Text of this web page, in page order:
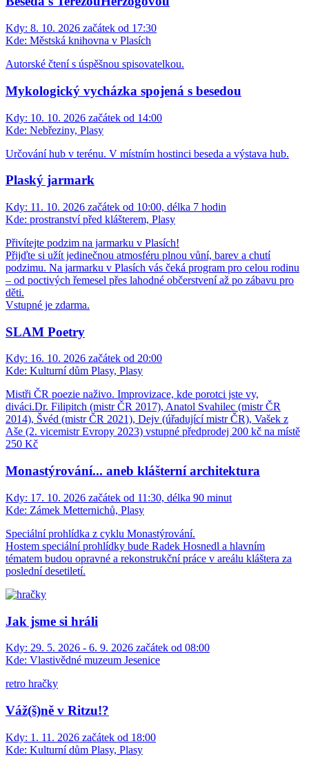
Kdy: 8. 10. 2026 začátek od 17:30
Kde: Městská knihovna v Plasích
Autorské čtení s úspěšnou spisovatelkou.
Mykologický vycházka spojená s besedou
Kdy: 10. 10. 2026 začátek od 14:00
Kde: Nebřeziny, Plasy
Určování hub v terénu. V místním hostinci beseda a výstava hub.
Plaský jarmark
Kdy: 11. 10. 2026 začátek od 10:00, délka 7 hodin
Kde: prostranství před klášterem, Plasy
Přivítejte podzim na jarmarku v Plasích!
Přijďte si užít jedinečnou atmosféru plnou vůní, barev a chutí
podzimu. Na jarmarku v Plasích vás čeká program pro celou rodinu
– od poctivých řemesel přes lahodné občerstvení až po zábavu pro
děti.
Vstupné je zdarma.
SLAM Poetry
Kdy: 16. 10. 2026 začátek od 20:00
Kde: Kulturní dům Plasy, Plasy
Mistři ČR poezie naživo. Improvizace, kde porotci jste vy,
diváci.Dr. Filipitch (mistr ČR 2017), Anatol Svahilec (mistr ČR
2014), Švéd (mistr ČR 2021), Dejv (úřadující mistr ČR), Vašek z
Aše (2. vicemistr Evropy 2023) vstupné předprodej 200 kč na místě
250 Kč
Monastýrování... aneb klášterní architektura
Kdy: 17. 10. 2026 začátek od 11:30, délka 90 minut
Kde: Zámek Metternichů, Plasy
Speciální prohlídka z cyklu Monastýrování.
Hostem speciální prohlídky bude Radek Hosnedl a hlavním
tématem budou opravné a rekonstrukční práce v areálu kláštera za
poslední desetiletí.
Jak jsme si hráli
Kdy: 29. 5. 2026 - 6. 9. 2026 začátek od 08:00
Kde: Vlastivědné muzeum Jesenice
retro hračky
Váž(š)ně v Ritzu!?
Kdy: 1. 11. 2026 začátek od 18:00
Kde: Kulturní dům Plasy, Plasy